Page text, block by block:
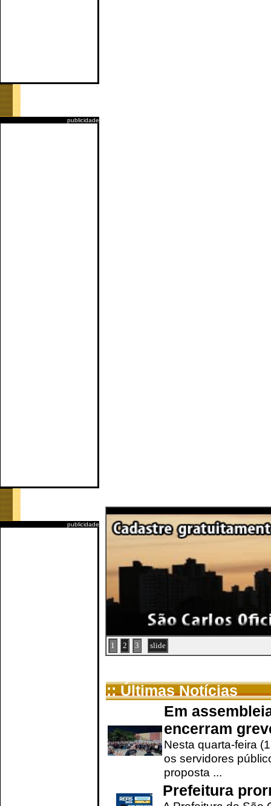
publicidade
publicidade
1 2 3 slide
:: Últimas Notícias
Em
encerram
Nesta quarta-feira
os servidores
proposta ...
Prefeitura